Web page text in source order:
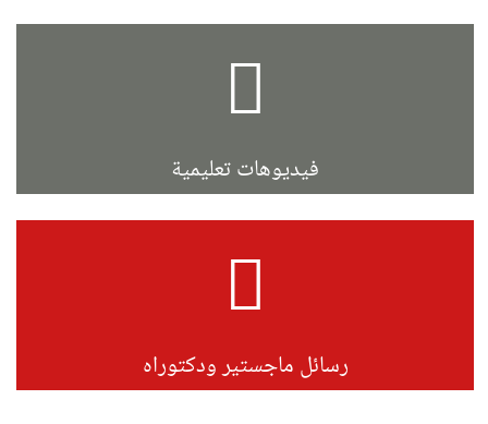
فيديوهات تعليمية
رسائل ماجستير ودكتوراه